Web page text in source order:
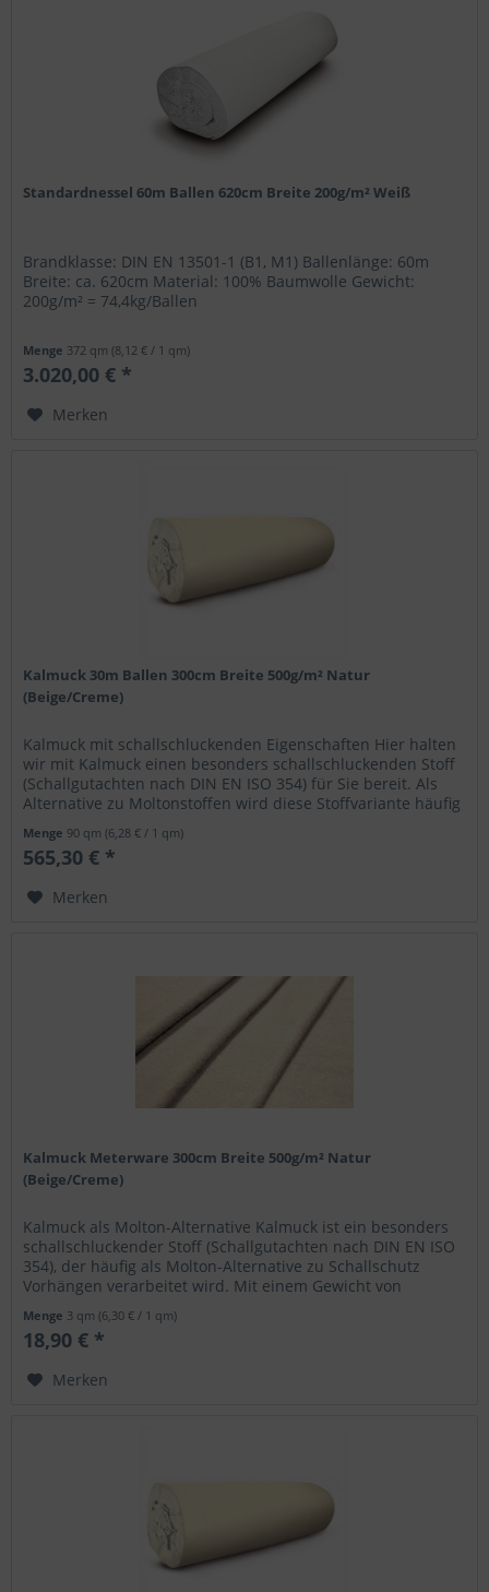
Standardnessel 60m Ballen 620cm Breite 200g/m² Weiß
Brandklasse: DIN EN 13501-1 (B1, M1) Ballenlänge: 60m
Breite: ca. 620cm Material: 100% Baumwolle Gewicht:
200g/m² = 74,4kg/Ballen
Menge 372 qm(8,12 € / 1 qm)
3.020,00 € *
Merken
Kalmuck 30m Ballen 300cm Breite 500g/m² Natur
(Beige/Creme)
Kalmuck mit schallschluckenden Eigenschaften Hier halten
wir mit Kalmuck einen besonders schallschluckenden Stoff
(Schallgutachten nach DIN EN ISO 354) für Sie bereit. Als
Alternative zu Moltonstoffen wird diese Stoffvariante häufig
Menge 90 qm(6,28 € / 1 qm)
565,30 € *
Merken
Kalmuck Meterware 300cm Breite 500g/m² Natur
(Beige/Creme)
Kalmuck als Molton-Alternative Kalmuck ist ein besonders
schallschluckender Stoff (Schallgutachten nach DIN EN ISO
354), der häufig als Molton-Alternative zu Schallschutz
Vorhängen verarbeitet wird. Mit einem Gewicht von
Menge 3 qm(6,30 € / 1 qm)
18,90 € *
Merken